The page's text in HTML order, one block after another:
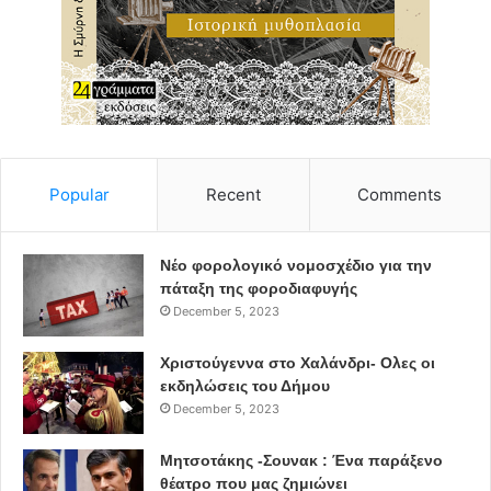
πλέον άμεση και φανερή επίδραση στο πλανήτη που
ζούμε.
Στο πλαίσιο της εκδήλωσης θα γίνει:
Κομποστοποίησης και την ορθή χρήση του Δικτύου
Διανομή κομπόστ από το Δίκτυο Συνοικιακής
Κομποστοποίησης Βριλησσίων
Διανομή παραδοσιακών σπόρων από την Τράπεζα
Παραδοσιακών Σπόρων Re:Think Αγροκτήματος
Φοίφα
Για περισσότερες πληροφορίες, μπορείτε να
επισκεφθείτε επίσης
Δήμος Βριλησσίων,www.vrilissia.gr/
Popular Recent Comments
Νέο φορολογικό νομοσχέδιο για την
πάταξη της φοροδιαφυγής
December 5, 2023
Χριστούγεννα στο Χαλάνδρι- Ολες οι
εκδηλώσεις του Δήμου
December 5, 2023
Μητσοτάκης -Σουνακ : Ένα παράξενο
θέατρο που μας ζημιώνει